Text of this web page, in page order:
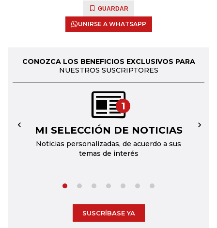
GUARDAR
UNIRSE A WHATSAPP
CONOZCA LOS BENEFICIOS EXCLUSIVOS PARA
NUESTROS SUSCRIPTORES
1
MI SELECCIÓN DE NOTICIAS
Noticias personalizadas, de acuerdo a sus
temas de interés
← →
SUSCRÍBASE YA